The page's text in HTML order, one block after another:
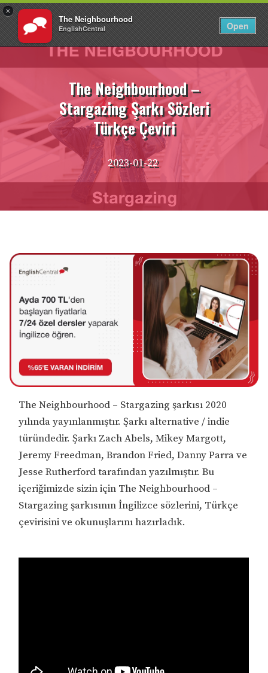
×
The Neighbourhood
EnglishCentral Open
Giriş Yap TR
İçeriğe
The Neighbourhood –
Stargazing Şarkı Sözleri
Türkçe Çeviri
2023-01-22
The Neighbourhood – Stargazing şarkısı 2020
yılında yayınlanmıştır. Şarkı alternative / indie
türündedir. Şarkı Zach Abels, Mikey Margott,
Jeremy Freedman, Brandon Fried, Danny Parra ve
Jesse Rutherford tarafından yazılmıştır. Bu
içeriğimizde sizin için The Neighbourhood –
Stargazing şarkısının İngilizce sözlerini, Türkçe
çevirisini ve okunuşlarını hazırladık.